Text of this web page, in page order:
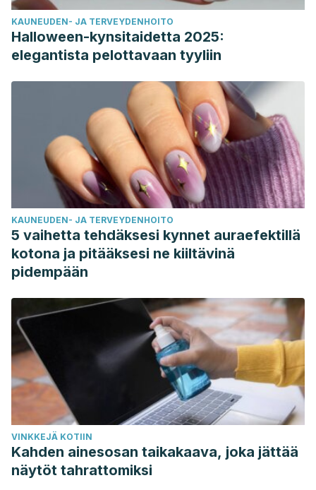
status.
https://www.sciencedirect.com/science/article/pii/
Zendeboodi, F., Khorshidian, N., Mortazavian, A. M., & da
Cruz, A. G. (2020). Probiotic: conceptualization from a new
Current Opinion in Food Science,32
, 103-123.
https://www.sciencedirect.com/science/article/pii/
KAUNEUDEN- JA TERVEYDENHOITO
Halloween-kynsitaidetta 2025:
elegantista pelottavaan tyyliin
KAUNEUDEN- JA TERVEYDENHOITO
5 vaihetta tehdäksesi kynnet auraefektillä
kotona ja pitääksesi ne kiiltävinä
pidempään
VINKKEJÄ KOTIIN
Kahden ainesosan taikakaava, joka jättää
näytöt tahrattomiksi